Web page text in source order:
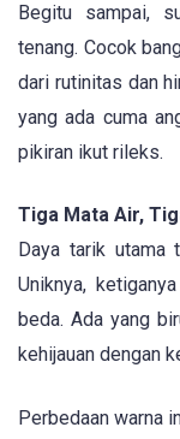
Begitu sampai,
tenang. Cocok
dari rutinitas dan
yang ada cuma
pikiran ikut rileks.
Tiga Mata Air,
Daya tarik utama
Uniknya,
beda. Ada yang
kehijauan dengan
Perbedaan warna